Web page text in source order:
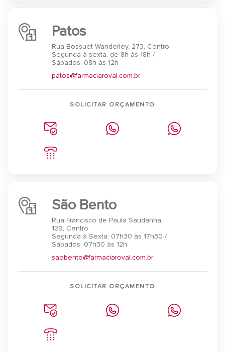
Patos
Rua Bossuet Wanderley, 273, Centro
Segunda à sexta, de 8h às 18h /
Sábados: 08h às 12h
patos@farmaciaroval.com.br
SOLICITAR ORÇAMENTO
São Bento
Rua Francisco de Paula Saudanha,
129, Centro
Segunda à Sexta: 07h30 às 17h30 /
Sábados: 07h30 às 12h
saobento@farmaciaroval.com.br
SOLICITAR ORÇAMENTO